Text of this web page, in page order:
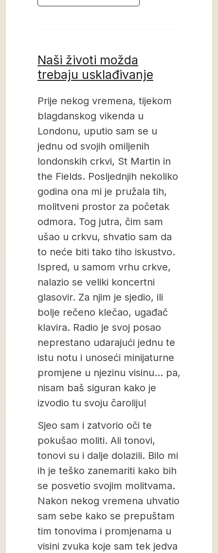
Naši životi možda
trebaju usklađivanje
Prije nekog vremena, tijekom
blagdanskog vikenda u
Londonu, uputio sam se u
jednu od svojih omiljenih
londonskih crkvi, St Martin in
the Fields. Posljednjih nekoliko
godina ona mi je pružala tih,
molitveni prostor za početak
odmora. Tog jutra, čim sam
ušao u crkvu, shvatio sam da
to neće biti tako tiho iskustvo.
Ispred, u samom vrhu crkve,
nalazio se veliki koncertni
glasovir. Za njim je sjedio, ili
bolje rečeno klečao, ugađač
klavira. Radio je svoj posao
neprestano udarajući jednu te
istu notu i unoseći minijaturne
promjene u njezinu visinu… pa,
nisam baš siguran kako je
izvodio tu svoju čaroliju!
Sjeo sam i zatvorio oči te
pokušao moliti. Ali tonovi,
tonovi su i dalje dolazili. Bilo mi
ih je teško zanemariti kako bih
se posvetio svojim molitvama.
Nakon nekog vremena uhvatio
sam sebe kako se prepuštam
tim tonovima i promjenama u
visini zvuka koje sam tek jedva